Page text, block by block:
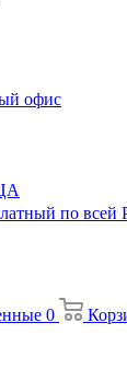
офис
по всей
0